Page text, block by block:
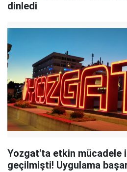
dinledi
Yozgat'ta etkin mücadele
geçilmişti! Uygulama